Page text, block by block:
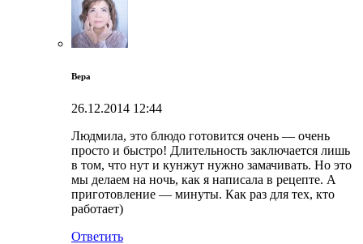
Вера
26.12.2014 12:44
Людмила, это блюдо готовится очень — очень
просто и быстро! Длительность заключается лишь
в том, что нут и кунжут нужно замачивать. Но это
мы делаем на ночь, как я написала в рецепте. А
приготовление — минуты. Как раз для тех, кто
работает)
Ответить